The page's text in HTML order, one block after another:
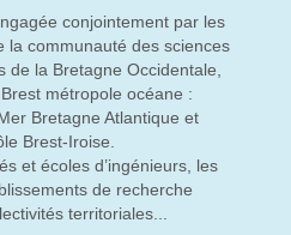
conjointement par les
la communauté des sciences
de la Bretagne Occidentale,
métropole océane :
Bretagne Atlantique et
Brest-Iroise.
et écoles d’ingénieurs, les
de recherche
territoriales...